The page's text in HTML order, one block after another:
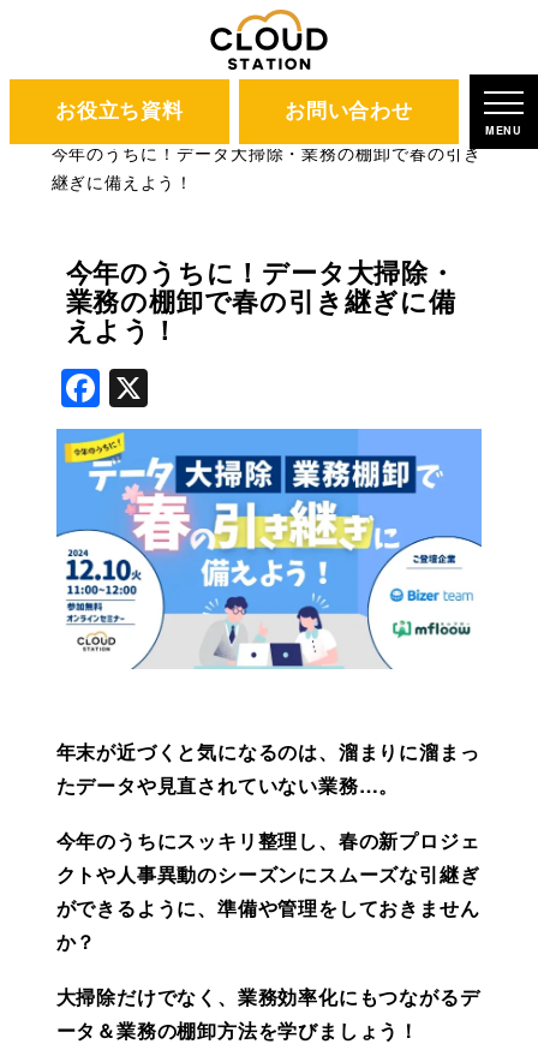
お役立ち資料 お問い合わせ
MENU
CLOUD STATION
ブログ
今年のうちに！データ大掃除・業務の棚卸で春の引き
継ぎに備えよう！
今年のうちに！データ大掃除・
業務の棚卸で春の引き継ぎに備
えよう！
Facebook
X
年末が近づくと気になるのは、溜まりに溜まっ
たデータや見直されていない業務…。
今年のうちにスッキリ整理し、春の新プロジェ
クトや人事異動のシーズンにスムーズな引継ぎ
ができるように、準備や管理をしておきません
か？
大掃除だけでなく、業務効率化にもつながるデ
ータ＆業務の棚卸方法を学びましょう！